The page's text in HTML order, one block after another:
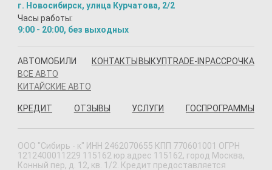
г. Новосибирск, улица Курчатова, 2/2
Часы работы:
9:00 - 20:00, без выходных
АВТОМОБИЛИ
ВСЕ АВТО
КИТАЙСКИЕ АВТО
КОНТАКТЫ ВЫКУПTRADE-IN РАССРОЧКА
КРЕДИТ ОТЗЫВЫ УСЛУГИ ГОСПРОГРАММЫ
ООО "Сибирь - к" ИНН 2462070655 КПП 770601001 ОГРН
1212400011229 115162 юр.адрес 115162, город Москва,
Конный пер, д. 12, кв. 1/2. Кредит предоставляется